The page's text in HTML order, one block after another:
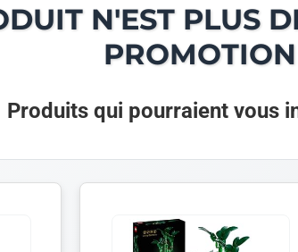
N'EST PLUS
PROMOTION
Produits qui pourraient vous